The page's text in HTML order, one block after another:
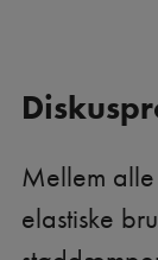
Mellem
elastiske